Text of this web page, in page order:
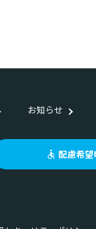
お知らせ
配慮希